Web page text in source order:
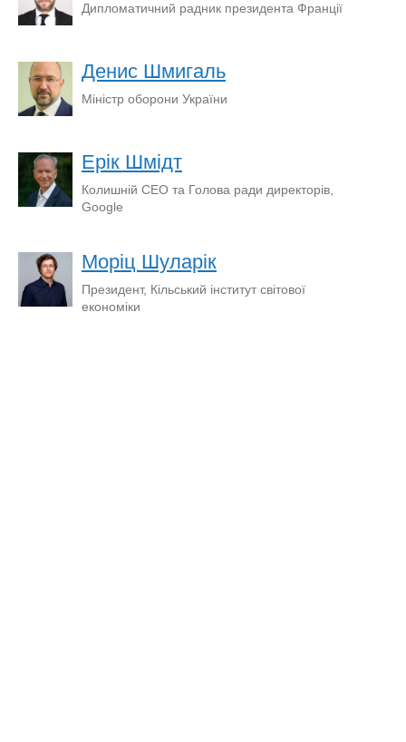
Дипломатичний радник президента Франції
Денис Шмигаль
Міністр оборони України
Ерік Шмідт
Колишній CEO та Голова ради директорів,
Google
Моріц Шуларік
Президент, Кільський інститут світової
економіки